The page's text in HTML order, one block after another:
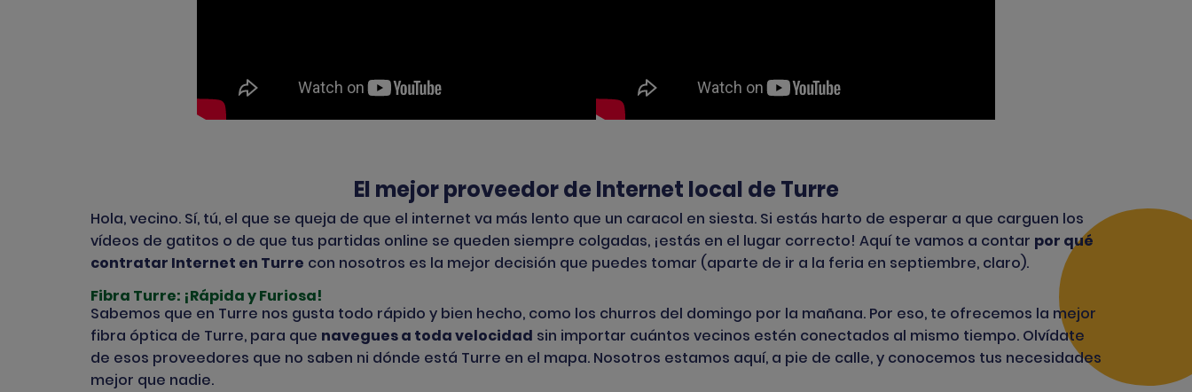
El mejor proveedor de Internet local de Turre
Hola, vecino. Sí, tú, el que se queja de que el internet va más lento que un caracol en siesta. Si estás harto de esperar a que carguen los
vídeos de gatitos o de que tus partidas online se queden siempre colgadas, ¡estás en el lugar correcto! Aquí te vamos a contar por qué
contratar Internet en Turre con nosotros es la mejor decisión que puedes tomar (aparte de ir a la feria en septiembre, claro).
Fibra Turre: ¡Rápida y Furiosa!
Sabemos que en Turre nos gusta todo rápido y bien hecho, como los churros del domingo por la mañana. Por eso, te ofrecemos la mejor
fibra óptica de Turre, para que navegues a toda velocidad sin importar cuántos vecinos estén conectados al mismo tiempo. Olvídate
de esos proveedores que no saben ni dónde está Turre en el mapa. Nosotros estamos aquí, a pie de calle, y conocemos tus necesidades
mejor que nadie.